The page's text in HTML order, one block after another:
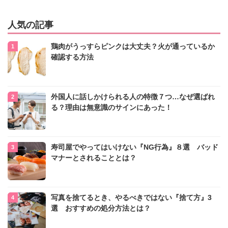
人気の記事
鶏肉がうっすらピンクは大丈夫？火が通っているか
確認する方法
外国人に話しかけられる人の特徴７つ…なぜ選ばれ
る？理由は無意識のサインにあった！
寿司屋でやってはいけない『NG行為』８選 バッド
マナーとされることとは？
写真を捨てるとき、やるべきではない『捨て方』3
選 おすすめの処分方法とは？